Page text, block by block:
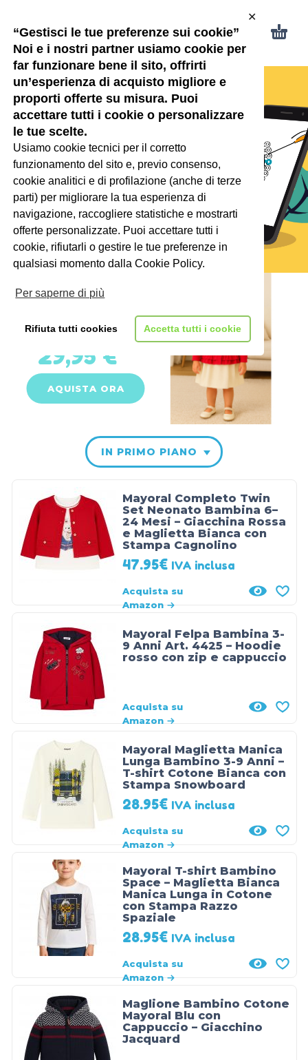
“Gestisci le tue preferenze sui cookie”
Noi e i nostri partner usiamo cookie per
far funzionare bene il sito, offrirti
un’esperienza di acquisto migliore e
proporti offerte su misura. Puoi
accettare tutti i cookie o personalizzare
le tue scelte.
Usiamo cookie tecnici per il corretto
funzionamento del sito e, previo consenso,
cookie analitici e di profilazione (anche di terze
parti) per migliorare la tua esperienza di
navigazione, raccogliere statistiche e mostrarti
offerte personalizzate. Puoi accettare tutti i
cookie, rifiutarli o gestire le tue preferenze in
qualsiasi momento dalla Cookie Policy.
Per saperne di più
Rifiuta tutti cookies Accetta tutti i cookie
✕
Da oggi siamo
su Amazon!
SCOPRI DI PIÙ
29,95 €
AQUISTA ORA
IN PRIMO PIANO
Mayoral Completo Twin
Set Neonato Bambina 6–
24 Mesi – Giacchina Rossa
e Maglietta Bianca con
Stampa Cagnolino
47.95€ IVA inclusa
Acquista su
Amazon
Mayoral Felpa Bambina 3-
9 Anni Art. 4425 – Hoodie
rosso con zip e cappuccio
Acquista su
Amazon
Mayoral Maglietta Manica
Lunga Bambino 3-9 Anni –
T-shirt Cotone Bianca con
Stampa Snowboard
28.95€ IVA inclusa
Acquista su
Amazon
Mayoral T-shirt Bambino
Space – Maglietta Bianca
Manica Lunga in Cotone
con Stampa Razzo
Spaziale
28.95€ IVA inclusa
Acquista su
Amazon
Maglione Bambino Cotone
Mayoral Blu con
Cappuccio – Giacchino
Jacquard